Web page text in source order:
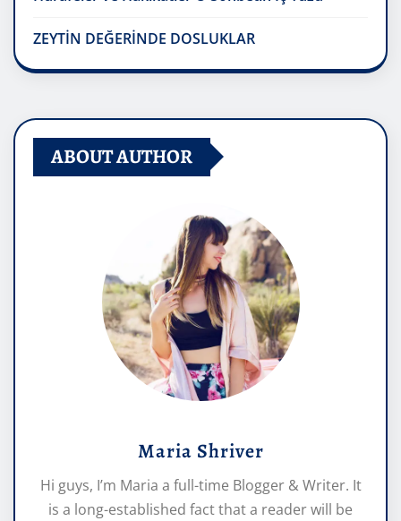
ZEYTİN DEĞERİNDE DOSLUKLAR
ABOUT AUTHOR
Maria Shriver
Hi guys, I’m Maria a full-time Blogger & Writer. It
is a long-established fact that a reader will be